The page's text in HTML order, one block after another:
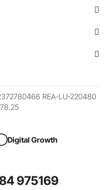
REA-LU-220480
Digital Growth
975169